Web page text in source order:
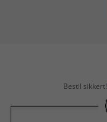
Bestil sikkert!